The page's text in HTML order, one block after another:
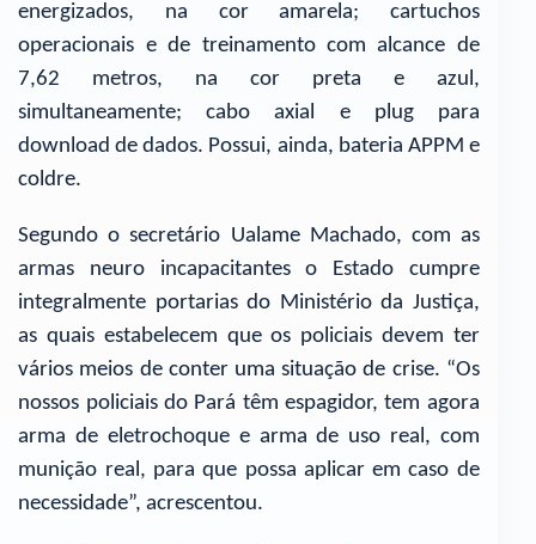
energizados, na cor amarela; cartuchos
operacionais e de treinamento com alcance de
7,62 metros, na cor preta e azul,
simultaneamente; cabo axial e plug para
download de dados. Possui, ainda, bateria APPM e
coldre.
Segundo o secretário Ualame Machado, com as
armas neuro incapacitantes o Estado cumpre
integralmente portarias do Ministério da Justiça,
as quais estabelecem que os policiais devem ter
vários meios de conter uma situação de crise. “Os
nossos policiais do Pará têm espagidor, tem agora
arma de eletrochoque e arma de uso real, com
munição real, para que possa aplicar em caso de
necessidade”, acrescentou.